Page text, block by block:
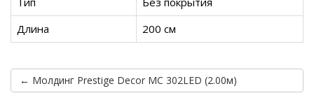
Длина
200 см
← Молдинг Prestige Decor MC 302LED (2.00м)